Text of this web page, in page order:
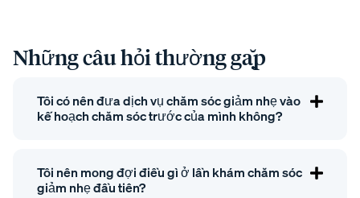
Những câu hỏi thường gặp
Tôi có nên đưa dịch vụ chăm sóc giảm nhẹ vào
kế hoạch chăm sóc trước của mình không?
Tôi nên mong đợi điều gì ở lần khám chăm sóc
giảm nhẹ đầu tiên?